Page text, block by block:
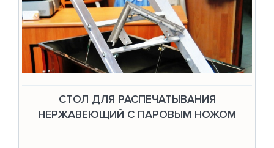
СТОЛ ДЛЯ РАСПЕЧАТЫВАНИЯ
НЕРЖАВЕЮЩИЙ С ПАРОВЫМ НОЖОМ